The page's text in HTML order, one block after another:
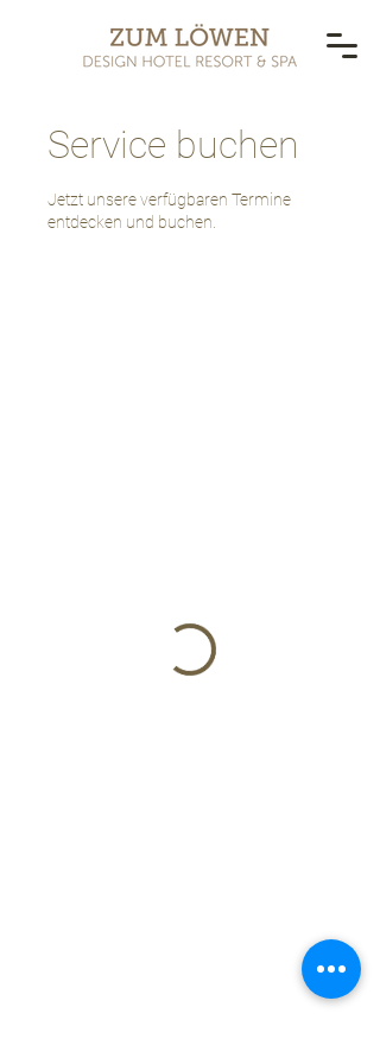
Service buchen
Jetzt unsere verfügbaren Termine
entdecken und buchen.